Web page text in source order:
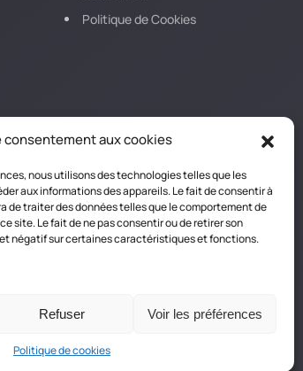
consentement aux cookies
nous utilisons des technologies telles que les
aux informations des appareils. Le fait de consentir à
de traiter des données telles que le comportement de
site. Le fait de ne pas consentir ou de retirer son
négatif sur certaines caractéristiques et fonctions.
Refuser Voir les préférences
Politique de cookies
Politique de Cookies